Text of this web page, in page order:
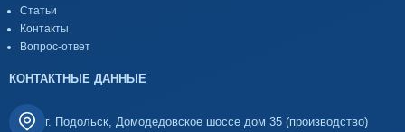
Статьи
Контакты
Вопрос-ответ
КОНТАКТНЫЕ ДАННЫЕ
г. Подольск, Домодедовское шоссе дом 35 (производство)